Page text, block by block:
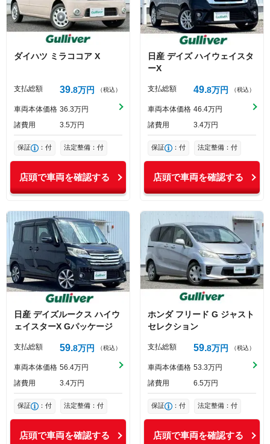
ダイハツ ミラココア X
支払総額 39 8万円 （税込）
車両本体価格 36 3万円
諸費用
3 5万円
保証 ：付 法定整備：付
店頭で車両を確認する
日産 デイズ ハイウェイスタ
ーX
支払総額 49 8万円 （税込）
車両本体価格 46 4万円
諸費用
3 4万円
保証 ：付 法定整備：付
店頭で車両を確認する
日産 デイズルークス ハイウ
ェイスターX Gパッケージ
支払総額 59 8万円 （税込）
車両本体価格 56 4万円
諸費用
3 4万円
保証 ：付 法定整備：付
店頭で車両を確認する
ホンダ フリード G ジャスト
セレクション
支払総額 59 8万円 （税込）
車両本体価格 53 3万円
諸費用
6 5万円
保証 ：付 法定整備：付
店頭で車両を確認する